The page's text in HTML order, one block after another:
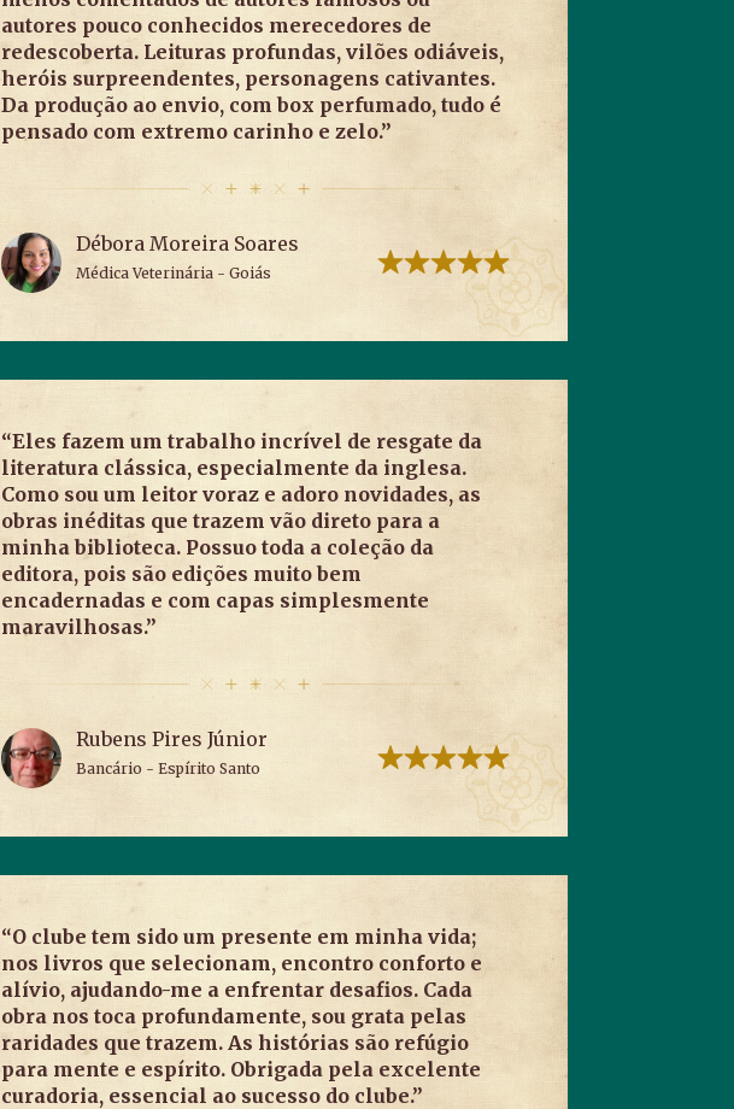
autores pouco conhecidos merecedores de
redescoberta. Leituras profundas, vilões odiáveis,
heróis surpreendentes, personagens cativantes.
Da produção ao envio, com box perfumado, tudo é
pensado com extremo carinho e zelo.”
Débora Moreira Soares
Médica Veterinária - Goiás
“Eles fazem um trabalho incrível de resgate da
literatura clássica, especialmente da inglesa.
Como sou um leitor voraz e adoro novidades, as
obras inéditas que trazem vão direto para a
minha biblioteca. Possuo toda a coleção da
editora, pois são edições muito bem
encadernadas e com capas simplesmente
maravilhosas.”
Rubens Pires Júnior
Bancário - Espírito Santo
“O clube tem sido um presente em minha vida;
nos livros que selecionam, encontro conforto e
alívio, ajudando-me a enfrentar desafios. Cada
obra nos toca profundamente, sou grata pelas
raridades que trazem. As histórias são refúgio
para mente e espírito. Obrigada pela excelente
curadoria, essencial ao sucesso do clube.”